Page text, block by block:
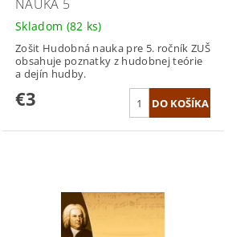
NÁUKA 5
Skladom (82 ks)
Zošit Hudobná nauka pre 5. ročník ZUŠ
obsahuje poznatky z hudobnej teórie
a dejín hudby.
€3